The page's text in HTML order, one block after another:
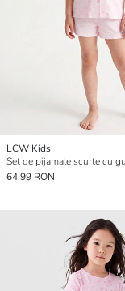
LCW Kids
Set de pijamale scurte cu
64,99 RON